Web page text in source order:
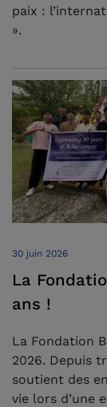
paix :
».
30 juin 2026
La
ans !
La Fondation
2026. Depuis
soutient des
vie lors d’une